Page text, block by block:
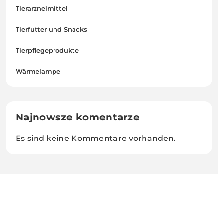
Tierarzneimittel
Tierfutter und Snacks
Tierpflegeprodukte
Wärmelampe
Najnowsze komentarze
Es sind keine Kommentare vorhanden.